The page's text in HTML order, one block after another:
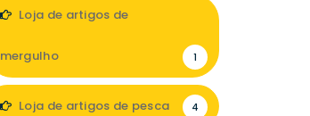
Loja de artigos de
mergulho 1
Loja de artigos de pesca 4